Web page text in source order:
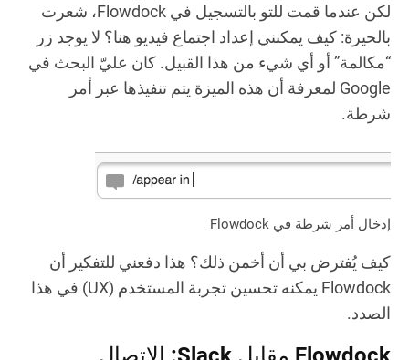
لكن عندما قمت للتو بالتسجيل في Flowdock، شعرت
بالحيرة: كيف يمكنني إعداد اجتماع فيديو هنا؟ لا يوجد زر
“مكالمة” أو أي شيء من هذا القبيل. كان عليّ البحث في
Google لمعرفة أن هذه الميزة يتم تنفيذها عبر أمر
شرطة.
إدخال أمر شرطة في Flowdock
كيف يُفترض بي أن أخمن ذلك؟ هذا دفعني للتفكير أن
Flowdock يمكنه تحسين تجربة المستخدم (UX) في هذا
الصدد.